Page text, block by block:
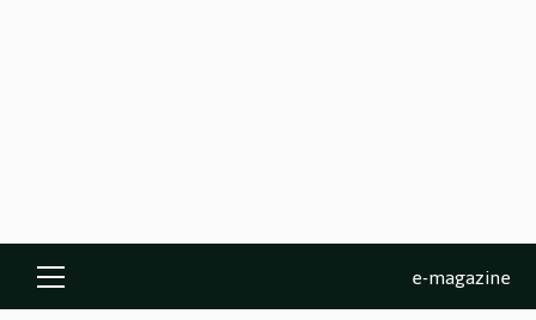
Primary
Menu
e-magazine